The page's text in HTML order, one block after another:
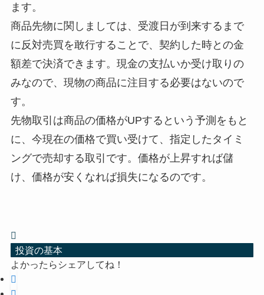
ます。
商品先物に関しましては、受渡日が到来するまで
に反対売買を敢行することで、契約した時との金
額差で決済できます。現金の支払いか受け取りの
みなので、現物の商品に注目する必要はないので
す。
先物取引は商品の価格がUPするという予測をもと
に、今現在の価格で買い受けて、指定したタイミ
ングで売却する取引です。価格が上昇すれば儲
け、価格が安くなれば損失になるのです。
投資の基本
よかったらシェアしてね！